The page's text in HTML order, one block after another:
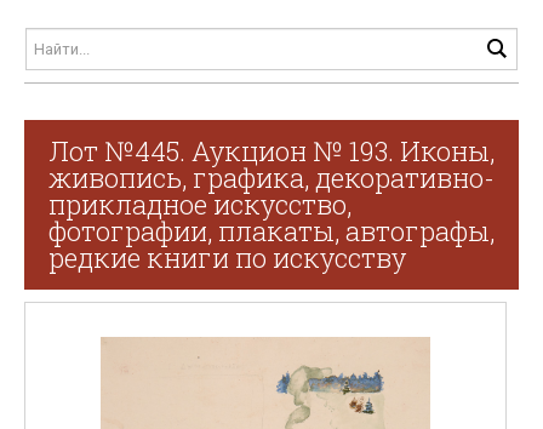
Лот №445. Аукцион № 193. Иконы,
живопись, графика, декоративно-
прикладное искусство,
фотографии, плакаты, автографы,
редкие книги по искусству